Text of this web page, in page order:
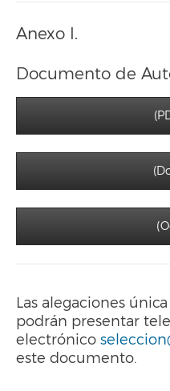
Anexo I.
Documento de
Las alegaciones
podrán presentar
electrónico
este documento.